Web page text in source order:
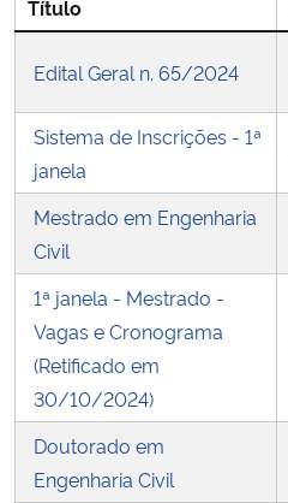
Secretaria de Governo
Gabinete de Segurança Institucional
Advocacia-Geral da União
Banco Central do Brasil
Planalto
Título
Edital Geral n. 65/2024
Sistema de Inscrições - 1ª
janela
Mestrado em Engenharia
Civil
1ª janela - Mestrado -
Vagas e Cronograma
(Retificado em
30/10/2024)
Doutorado em
Engenharia Civil